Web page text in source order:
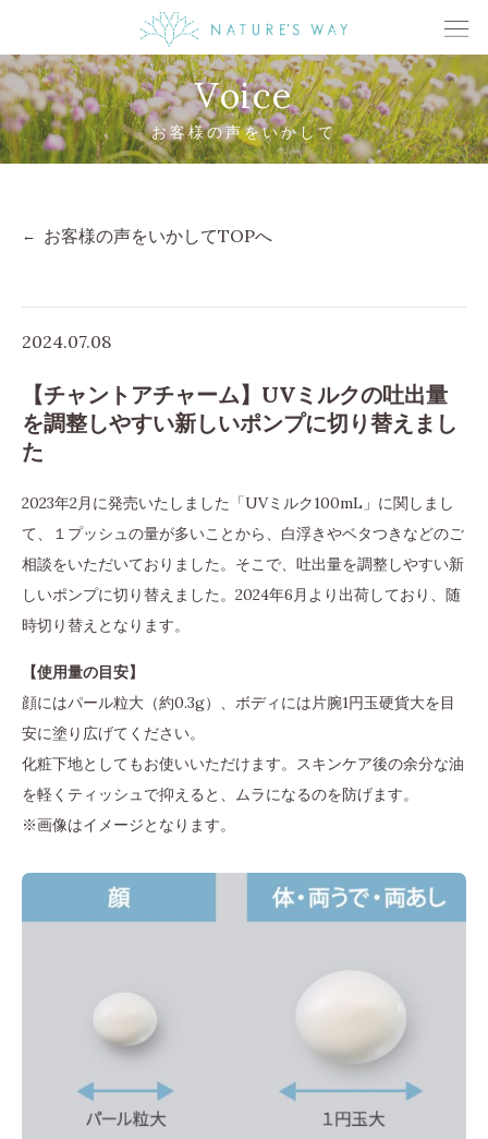
Voice
お客様の声をいかして
お客様の声をいかしてTOPへ
2024.07.08
【チャントアチャーム】UVミルクの吐出量
を調整しやすい新しいポンプに切り替えまし
た
2023年2月に発売いたしました「UVミルク100mL」に関しまし
て、１プッシュの量が多いことから、白浮きやベタつきなどのご
相談をいただいておりました。そこで、吐出量を調整しやすい新
しいポンプに切り替えました。2024年6月より出荷しており、随
時切り替えとなります。
【使用量の目安】
顔にはパール粒大（約0.3g）、ボディには片腕1円玉硬貨大を目
安に塗り広げてください。
化粧下地としてもお使いいただけます。スキンケア後の余分な油
を軽くティッシュで抑えると、ムラになるのを防げます。
※画像はイメージとなります。